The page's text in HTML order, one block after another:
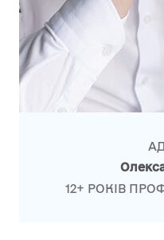
12+ РОКІВ